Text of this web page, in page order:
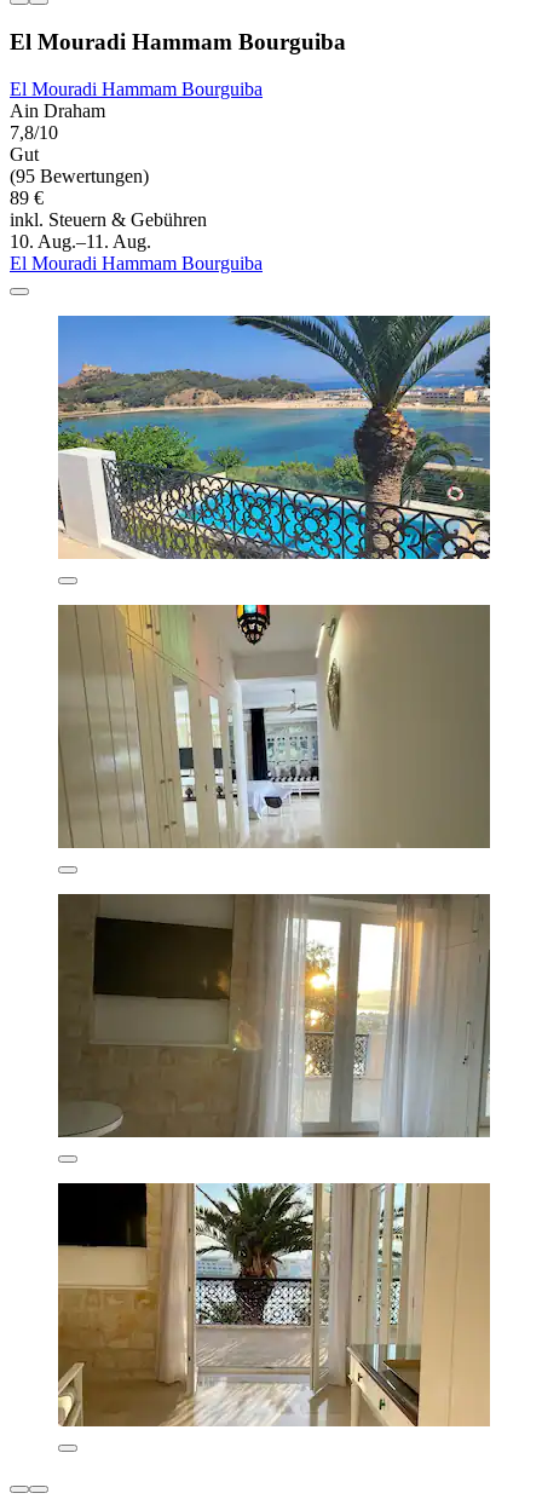
El Mouradi Hammam Bourguiba
El Mouradi Hammam Bourguiba
Ain Draham
7,8/10
Gut
(95 Bewertungen)
89 €
inkl. Steuern & Gebühren
10. Aug.–11. Aug.
El Mouradi Hammam Bourguiba